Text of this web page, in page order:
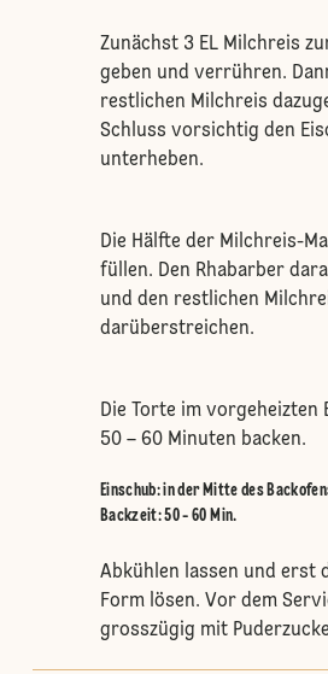
Zunächst 3 EL Milchreis
geben und verrühren.
restlichen Milchreis
Schluss vorsichtig den
unterheben.
Die Hälfte der Milchreis-
füllen. Den Rhabarber
und den restlichen
darüberstreichen.
Die Torte im vorgeheizten
50 – 60 Minuten backen.
Einschub:in der Mitte des
Backzeit: 50 - 60 Min.
Abkühlen lassen und erst
Form lösen. Vor dem
grosszügig mit